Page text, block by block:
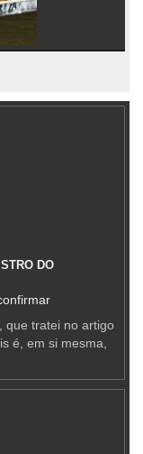
DO
que tratei no artigo
é, em si mesma,